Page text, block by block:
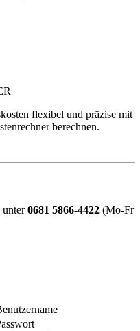
flexibel und präzise mit
berechnen.
unter0681 5866-4422 (Mo-Fr